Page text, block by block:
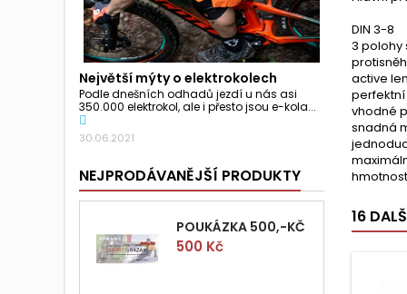
Největší mýty o elektrokolech
Podle dnešních odhadů jezdí u nás asi
350.000 elektrokol, ale i přesto jsou e-kola...
30.06.2021
NEJPRODÁVANĚJŠÍ PRODUKTY
POUKÁZKA 500,-KČ
Cena
500 Kč
DIN 3-8
3 polohy
active
vhodné
snadná
16